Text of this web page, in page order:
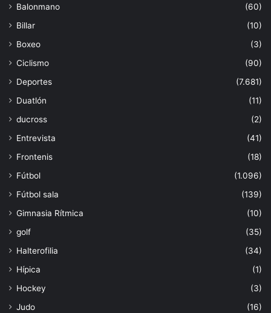
Balonmano
(60)
Billar
(10)
Boxeo
(3)
Ciclismo
(90)
Deportes
(7.681)
Duatlón
(11)
ducross
(2)
Entrevista
(41)
Frontenis
(18)
Fútbol
(1.096)
Fútbol sala
(139)
Gimnasia Rítmica
(10)
golf
(35)
Halterofilia
(34)
Hípica
(1)
Hockey
(3)
Judo
(16)